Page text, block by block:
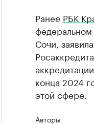
Ранее РБК
Сочи,
конца 2024
этой сфере.
Авторы